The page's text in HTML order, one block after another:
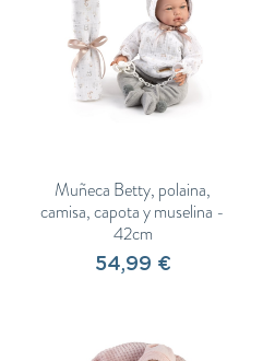
Muñeca Betty, polaina,
camisa, capota y muselina -
42cm
54,99 €